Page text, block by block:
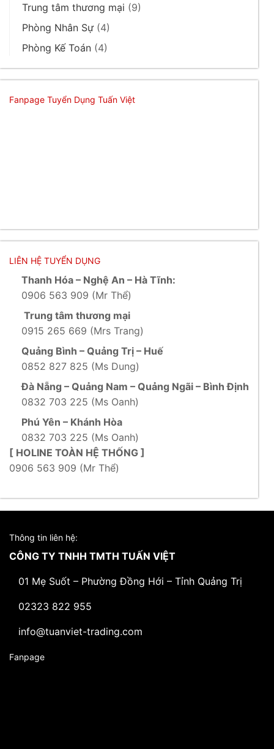
Trung tâm thương mại (9)
Phòng Nhân Sự(4)
Phòng Kế Toán (4)
Fanpage Tuyển Dụng Tuấn Việt
LIÊN HỆ TUYỂN DỤNG
Thanh Hóa – Nghệ An – Hà Tĩnh:
0906 563 909 (Mr Thể)
Trung tâm thương mại
0915 265 669 (Mrs Trang)
Quảng Bình – Quảng Trị – Huế
0852 827 825 (Ms Dung)
Đà Nẵng – Quảng Nam – Quảng Ngãi – Bình Định
0832 703 225 (Ms Oanh)
Phú Yên – Khánh Hòa
0832 703 225 (Ms Oanh)
[ HOLINE TOÀN HỆ THỐNG ]
0906 563 909 (Mr Thể)
Thông tin liên hệ:
CÔNG TY TNHH TMTH TUẤN VIỆT
01 Mẹ Suốt – Phường Đồng Hới – Tỉnh Quảng Trị
02323 822 955
info@tuanviet-trading.com
Fanpage